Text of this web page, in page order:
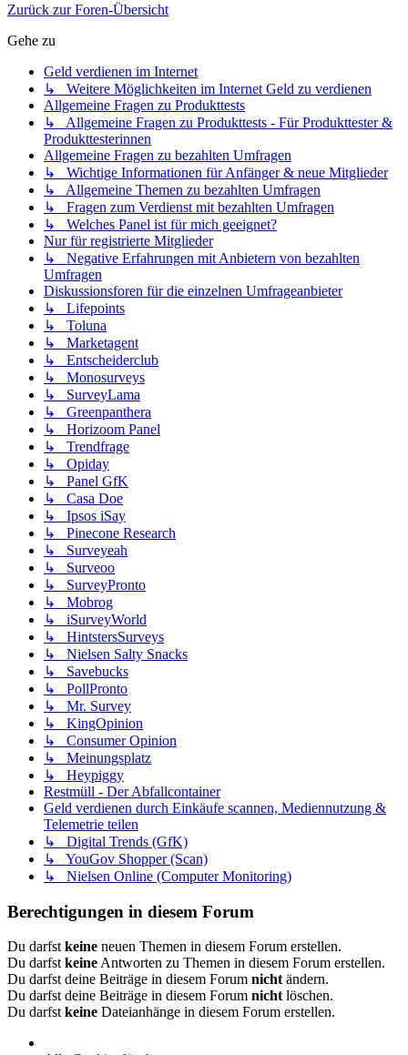
Zurück zur Foren-Übersicht
Gehe zu
Geld verdienen im Internet
↳ Weitere Möglichkeiten im Internet Geld zu verdienen
Allgemeine Fragen zu Produkttests
↳ Allgemeine Fragen zu Produkttests - Für Produkttester &
Produkttesterinnen
Allgemeine Fragen zu bezahlten Umfragen
↳ Wichtige Informationen für Anfänger & neue Mitglieder
↳ Allgemeine Themen zu bezahlten Umfragen
↳ Fragen zum Verdienst mit bezahlten Umfragen
↳ Welches Panel ist für mich geeignet?
Nur für registrierte Mitglieder
↳ Negative Erfahrungen mit Anbietern von bezahlten
Umfragen
Diskussionsforen für die einzelnen Umfrageanbieter
↳ Lifepoints
↳ Toluna
↳ Marketagent
↳ Entscheiderclub
↳ Monosurveys
↳ SurveyLama
↳ Greenpanthera
↳ Horizoom Panel
↳ Trendfrage
↳ Opiday
↳ Panel GfK
↳ Casa Doe
↳ Ipsos iSay
↳ Pinecone Research
↳ Surveyeah
↳ Surveoo
↳ SurveyPronto
↳ Mobrog
↳ iSurveyWorld
↳ HintstersSurveys
↳ Nielsen Salty Snacks
↳ Savebucks
↳ PollPronto
↳ Mr. Survey
↳ KingOpinion
↳ Consumer Opinion
↳ Meinungsplatz
↳ Heypiggy
Restmüll - Der Abfallcontainer
Geld verdienen durch Einkäufe scannen, Mediennutzung &
Telemetrie teilen
↳ Digital Trends (GfK)
↳ YouGov Shopper (Scan)
↳ Nielsen Online (Computer Monitoring)
Berechtigungen in diesem Forum
Du darfst keine neuen Themen in diesem Forum erstellen.
Du darfst keine Antworten zu Themen in diesem Forum erstellen.
Du darfst deine Beiträge in diesem Forum nicht ändern.
Du darfst deine Beiträge in diesem Forum nicht löschen.
Du darfst keine Dateianhänge in diesem Forum erstellen.